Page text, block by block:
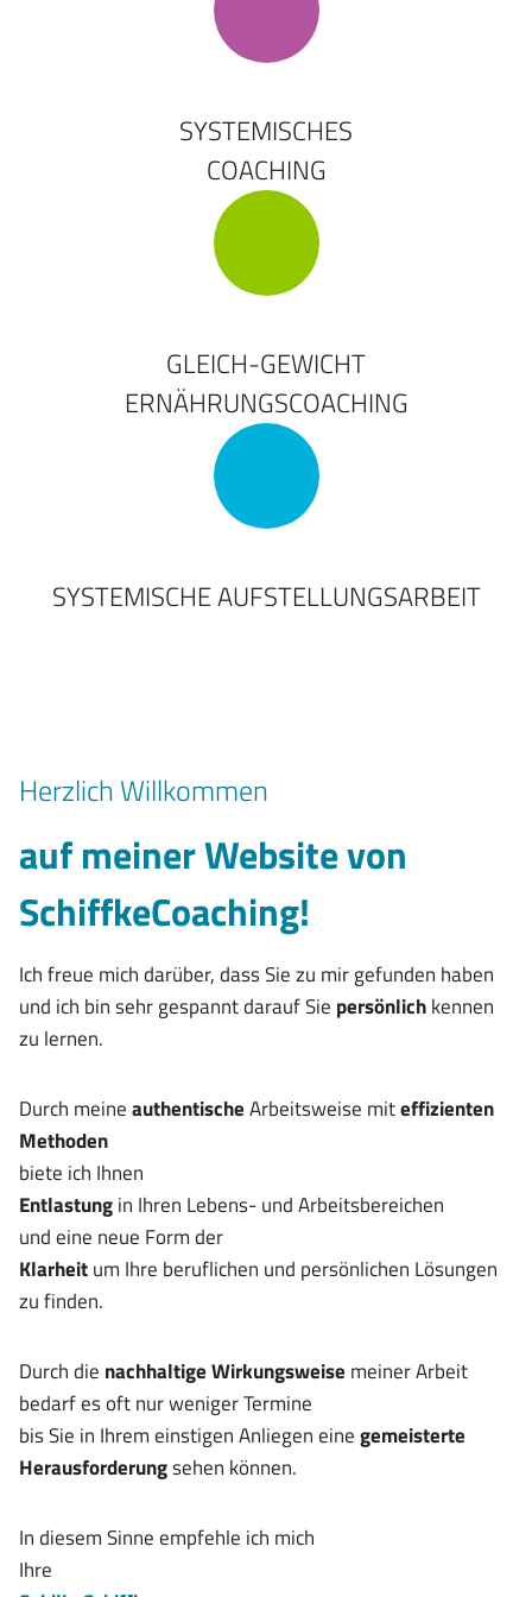
SYSTEMISCHES
COACHING
GLEICH-GEWICHT
ERNÄHRUNGSCOACHING
SYSTEMISCHE AUFSTELLUNGSARBEIT
Herzlich Willkommen
auf meiner Website von
SchiffkeCoaching!
Ich freue mich darüber, dass Sie zu mir gefunden haben
und ich bin sehr gespannt darauf Sie persönlichkennen
zu lernen.
Durch meineauthentischeArbeitsweise miteffizienten
Methoden
biete ich Ihnen
Entlastungin Ihren Lebens- und Arbeitsbereichen
und eine neue Form der
Klarheitum Ihre beruflichen und persönlichen Lösungen
zu finden.
Durch die nachhaltige Wirkungsweise meiner Arbeit
bedarf es oft nur weniger Termine
bis Sie in Ihrem einstigen Anliegen einegemeisterte
Herausforderungsehen können.
In diesem Sinne empfehle ich mich
Ihre